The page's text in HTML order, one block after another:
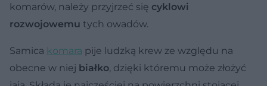
komarów, należy przyjrzeć się cyklowi
rozwojowemu tych owadów.
Samica komara pije ludzką krew ze względu na
obecne w niej białko, dzięki któremu może złożyć